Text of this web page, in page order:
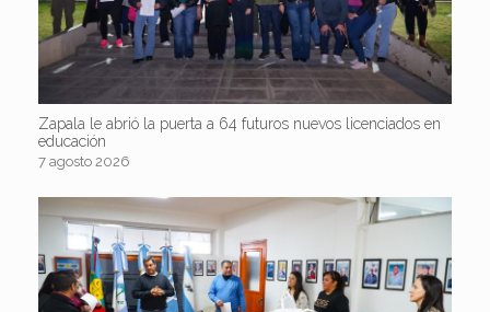
Zapala le abrió la puerta a 64 futuros nuevos licenciados en
educación
7 agosto 2026